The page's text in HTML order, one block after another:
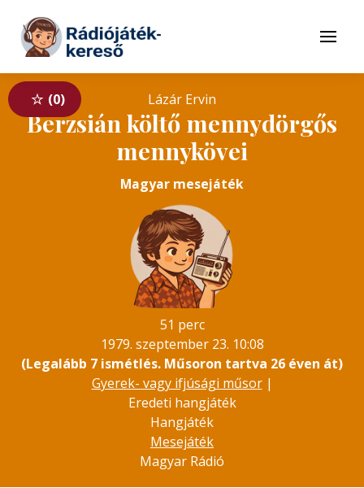
Tovább a tartalomhoz
Menü
0 Lázár Ervin
Berzsián költő mennydörgős
mennykövei
Magyar mesejáték
51 perc
1979. szeptember 23. 10:08
(Legalább 7 ismétlés. Műsoron tartva 26 éven át)
Gyerek- vagy ifjúsági műsor|
Eredeti hangjáték
Hangjáték
Mesejáték
Magyar Rádió